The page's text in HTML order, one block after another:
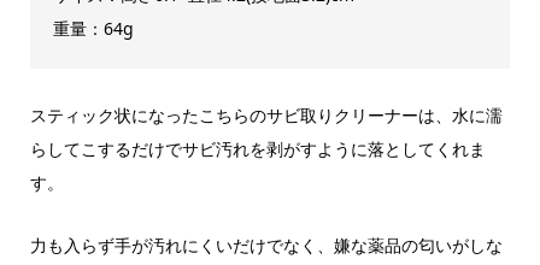
重量：64g
スティック状になったこちらのサビ取りクリーナーは、水に濡
らしてこするだけでサビ汚れを剥がすように落としてくれま
す。
力も入らず手が汚れにくいだけでなく、嫌な薬品の匂いがしな